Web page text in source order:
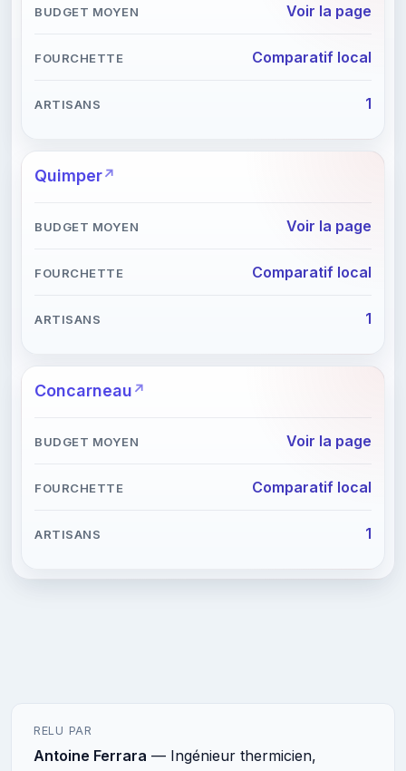
Voir la page
Comparatif local
1
Quimper
Voir la page
Comparatif local
1
Concarneau
Voir la page
Comparatif local
1
RELU PAR
Antoine Ferrara — Ingénieur thermicien,